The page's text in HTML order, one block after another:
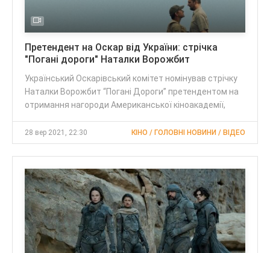
Претендент на Оскар від України: стрічка
"Погані дороги" Наталки Ворожбит
Український Оскарівський комітет номінував стрічку
Наталки Ворожбит “Погані Дороги” претендентом на
отримання нагороди Американської кіноакадемії,
28 вер 2021, 22:30 КІНО / ГОЛОВНІ НОВИНИ / ВІДЕО